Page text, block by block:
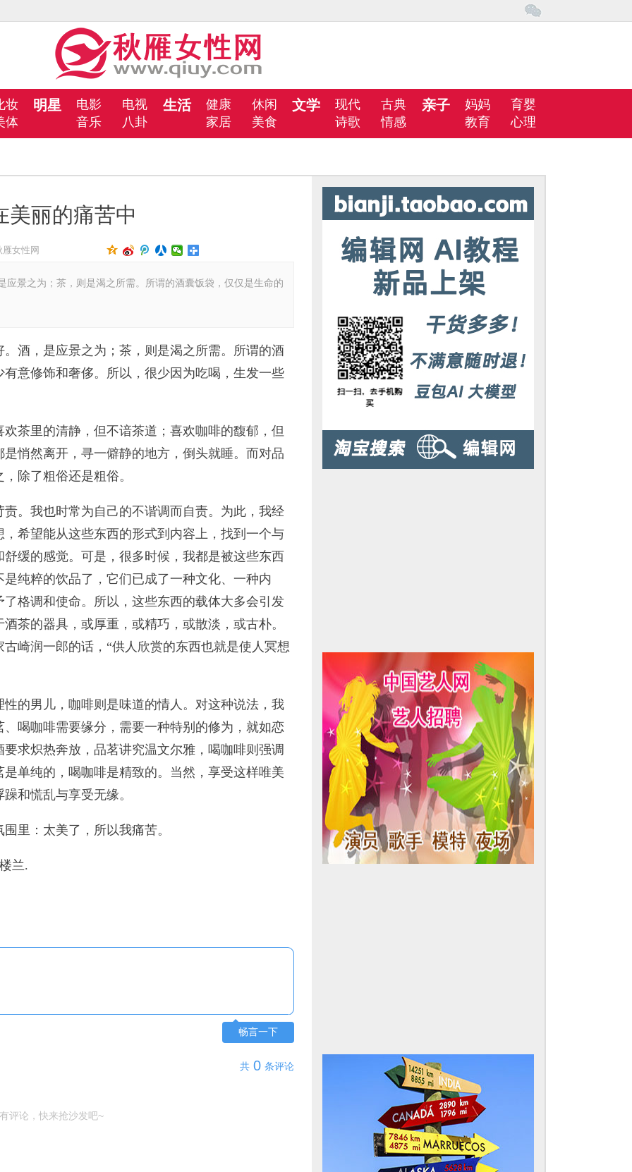
妆
体
明星 电影
电视
音乐
八卦
生活 健康
休闲
家居
美食
文学 现代
古典
诗歌
情感
亲子 妈妈
育婴
教育
心理
美丽的痛苦中
雁女性网
之为；茶，则是渴之所需。所谓的酒囊饭袋，仅仅是生命的
，是应景之为；茶，则是渴之所需。所谓的酒
意修饰和奢侈。所以，很少因为吃喝，生发一些
里的清静，但不谙茶道；喜欢咖啡的馥郁，但
悄然离开，寻一僻静的地方，倒头就睡。而对品
除了粗俗还是粗俗。
我也时常为自己的不谐调而自责。为此，我经
希望能从这些东西的形式到内容上，找到一个与
缓的感觉。可是，很多时候，我都是被这些东西
纯粹的饮品了，它们已成了一种文化、一种内
格调和使命。所以，这些东西的载体大多会引发
茶的器具，或厚重，或精巧，或散淡，或古朴。
崎润一郎的话，“供人欣赏的东西也就是使人冥想
男儿，咖啡则是味道的情人。对这种说法，我
喝咖啡需要缘分，需要一种特别的修为，就如恋
求炽热奔放，品茗讲究温文尔雅，喝咖啡则强调
单纯的，喝咖啡是精致的。当然，享受这样唯美
和慌乱与享受无缘。
：太美了，所以我痛苦。
兰.
畅言一下
共 0 条评论
评论，快来抢沙发吧~